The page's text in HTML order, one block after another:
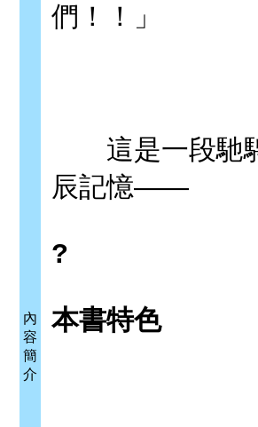
內
容
簡
介
們！！」
這是一段馳騁
辰記憶——
?
本書特色